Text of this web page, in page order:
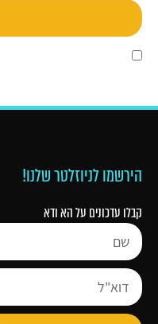
הירשמו לניוזלטר שלנו!
קבלו עדכונים על הא ודא